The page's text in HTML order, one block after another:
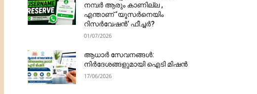
നമ്പർ ആരും കാണില്ല ,
എന്താണ് ‘യൂസർനെയിം
റിസർവേഷൻ’ ഫീച്ചർ?
01/07/2026
ആധാർ സേവനങ്ങൾ:
നിർദേശങ്ങളുമായി ഐടി മിഷൻ
17/06/2026